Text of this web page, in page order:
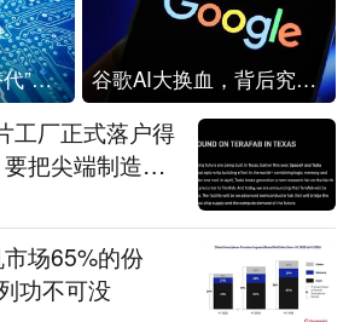
美国也要搞“国产替代”？先算清三笔账 谷歌AI大换血，背后究竟发生了什么？
工厂正式落户得
把尖端制造带
场65%的份
功不可没